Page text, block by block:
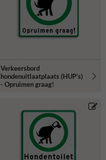
Verkeersbord
hondenuitlaatplaats (HUP’s)
- Opruimen graag!